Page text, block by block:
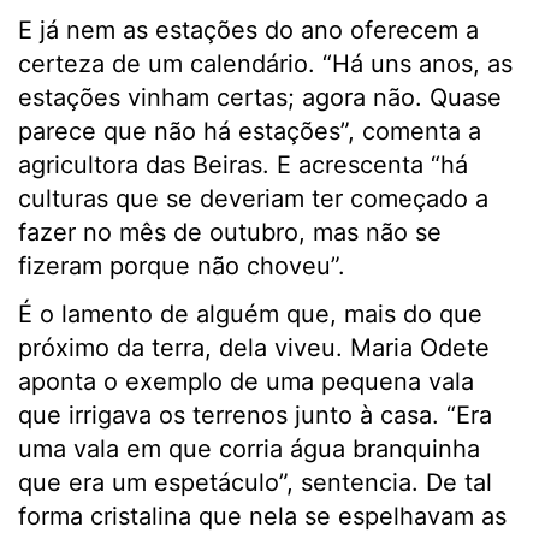
E já nem as estações do ano oferecem a
certeza de um calendário. “Há uns anos, as
estações vinham certas; agora não. Quase
parece que não há estações”, comenta a
agricultora das Beiras. E acrescenta “há
culturas que se deveriam ter começado a
fazer no mês de outubro, mas não se
fizeram porque não choveu”.
É o lamento de alguém que, mais do que
próximo da terra, dela viveu. Maria Odete
aponta o exemplo de uma pequena vala
que irrigava os terrenos junto à casa. “Era
uma vala em que corria água branquinha
que era um espetáculo”, sentencia. De tal
forma cristalina que nela se espelhavam as